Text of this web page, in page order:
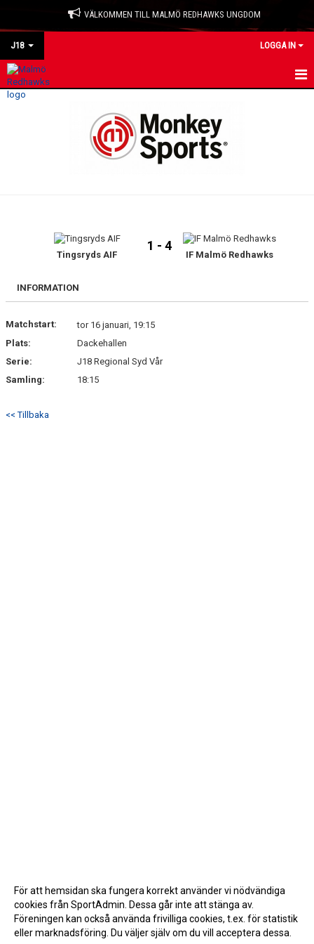
VÄLKOMMEN TILL MALMÖ REDHAWKS UNGDOM
J18 LOGGA IN
HEM
KONTAKT
Tingsryds AIF
1 - 4
IF Malmö Redhawks
INFORMATION
Matchstart:
tor 16 januari, 19:15
Plats:
Dackehallen
Serie:
J18 Regional Syd Vår
Samling:
18:15
<< Tillbaka
För att hemsidan ska fungera korrekt använder vi nödvändiga
cookies från SportAdmin. Dessa går inte att stänga av.
Föreningen kan också använda frivilliga cookies, t.ex. för statistik
eller marknadsföring. Du väljer själv om du vill acceptera dessa.